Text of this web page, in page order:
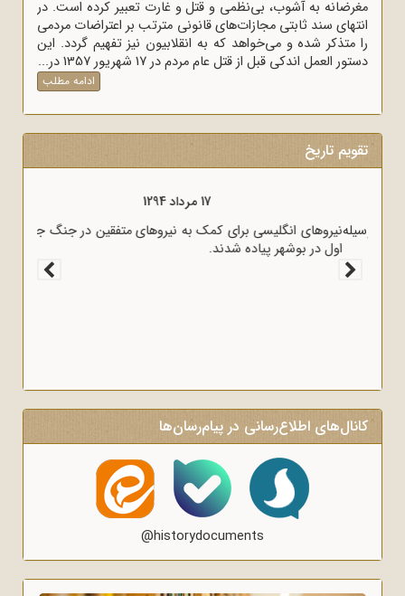
مغرضانه به آشوب، بی‌نظمی و قتل و غارت تعبیر کرده است. در
انتهای سند ثابتی مجازات‌های قانونی مترتب بر اعتراضات مردمی
را متذکر شده و می‌خواهد که به انقلابیون نیز تفهیم گردد. این
دستور العمل اندکی قبل از قتل عام مردم در 17 شهریور 1357 در...
ادامه مطلب
تقویم تاریخ
قرارداد 1919 که عملاً ایران را مستعمره انگلستان می‌کرد، به وسیله
وثوق‌الدوله با انگلیسی‌ها امضا شد.
کانال‌های اطلاع‌رسانی در پیام‌رسان‌ها
@historydocuments